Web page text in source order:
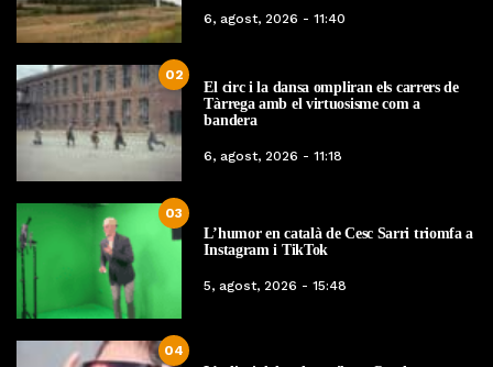
6, agost, 2026 - 11:40
02
El circ i la dansa ompliran els carrers de
Tàrrega amb el virtuosisme com a
bandera
6, agost, 2026 - 11:18
03
L’humor en català de Cesc Sarri triomfa a
Instagram i TikTok
5, agost, 2026 - 15:48
04